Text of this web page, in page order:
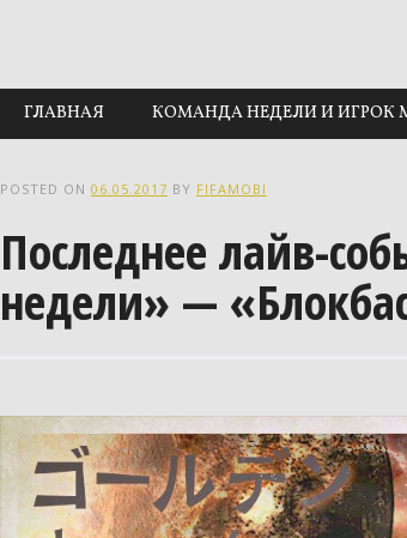
Main menu
Skip to content
ГЛАВНАЯ КОМАНДА НЕДЕЛИ И ИГРОК
POSTED ON 06.05.2017 BY FIFAMOBI
Последнее лайв-
недели» —